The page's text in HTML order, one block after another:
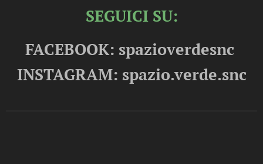
SEGUICI SU:
FACEBOOK: spazioverdesnc
INSTAGRAM: spazio.verde.snc